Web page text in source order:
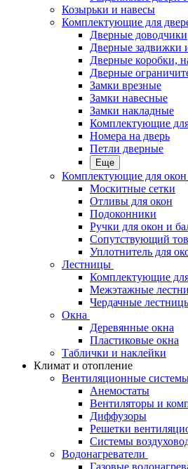
Козырьки и навесы
Комплектующие для
Дверные доводчики
Дверные задвижки
Дверные коробки,
Дверные
Замки врезные
Замки навесные
Замки накладные
Комплектующие
Номера на дверь
Петли дверные
Еще
Комплектующие для окон
Москитные сетки
Отливы для окон
Подоконники
Ручки для окон и
Сопутствующий
Уплотнитель для
Лестницы
Комплектующие
Межэтажные
Чердачные
Окна
Деревянные окна
Пластиковые окна
Таблички и наклейки
Климат и отопление
Вентиляционные
Анемостаты
Вентиляторы и
Диффузоры
Решетки
Системы
Водонагреватели
Газовые